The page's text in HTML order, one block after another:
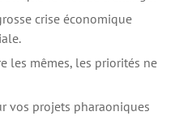
crise économique
les mêmes, les priorités ne
vos projets pharaoniques